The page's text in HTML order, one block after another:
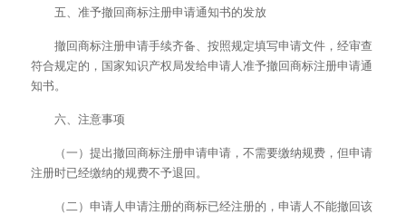
五、准予撤回商标注册申请通知书的发放
撤回商标注册申请手续齐备、按照规定填写申请文件，经审查
符合规定的，国家知识产权局发给申请人准予撤回商标注册申请通
知书。
六、注意事项
（一）提出撤回商标注册申请申请，不需要缴纳规费，但申请
注册时已经缴纳的规费不予退回。
（二）申请人申请注册的商标已经注册的，申请人不能撤回该